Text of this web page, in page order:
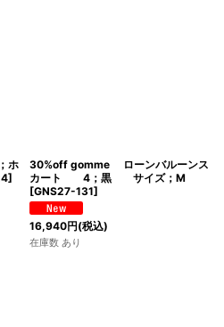
ホ
]
30%off gomme ローンバルーンス
カート 4；黒 サイズ；M
[GNS27-131]
16,940円(税込)
在庫数 あり